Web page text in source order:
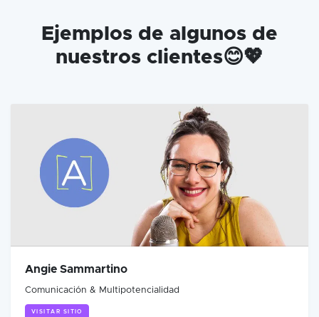
Ejemplos de algunos de
nuestros clientes😊💖
Angie Sammartino
Comunicación & Multipotencialidad
VISITAR SITIO